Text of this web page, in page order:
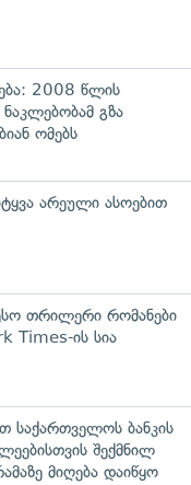
2008 წლის
ნაკლებობამ გზა
ომებს
არეული ასოებით
თრილერი რომანები
Times-ის სია
საქართველოს ბანკის
შექმნილ
მიღება დაიწყო